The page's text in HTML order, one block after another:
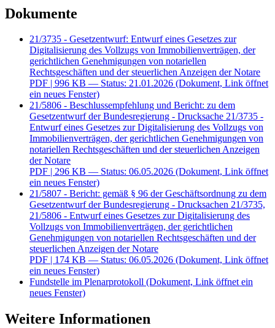
Dokumente
21/3735 - Gesetzentwurf: Entwurf eines Gesetzes zur
Digitalisierung des Vollzugs von Immobilienverträgen, der
gerichtlichen Genehmigungen von notariellen
Rechtsgeschäften und der steuerlichen Anzeigen der Notare
PDF | 996 KB — Status: 21.01.2026 (Dokument, Link öffnet
ein neues Fenster)
21/5806 - Beschlussempfehlung und Bericht: zu dem
Gesetzentwurf der Bundesregierung - Drucksache 21/3735 -
Entwurf eines Gesetzes zur Digitalisierung des Vollzugs von
Immobilienverträgen, der gerichtlichen Genehmigungen von
notariellen Rechtsgeschäften und der steuerlichen Anzeigen
der Notare
PDF | 296 KB — Status: 06.05.2026 (Dokument, Link öffnet
ein neues Fenster)
21/5807 - Bericht: gemäß § 96 der Geschäftsordnung zu dem
Gesetzentwurf der Bundesregierung - Drucksachen 21/3735,
21/5806 - Entwurf eines Gesetzes zur Digitalisierung des
Vollzugs von Immobilienverträgen, der gerichtlichen
Genehmigungen von notariellen Rechtsgeschäften und der
steuerlichen Anzeigen der Notare
PDF | 174 KB — Status: 06.05.2026 (Dokument, Link öffnet
ein neues Fenster)
Fundstelle im Plenarprotokoll (Dokument, Link öffnet ein
neues Fenster)
Weitere Informationen